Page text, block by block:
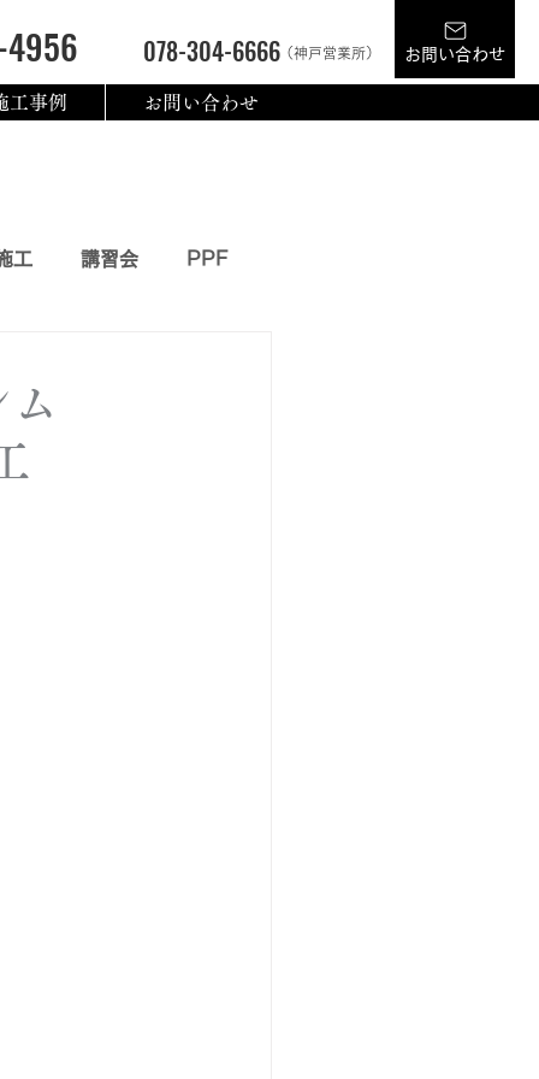
078-304-6666（神戸営業所） お問い合わせ
工事例 お問い合わせ
工 講習会 PPF
ム